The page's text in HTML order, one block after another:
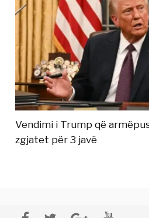
Vendimi i Trump që
zgjatet për 3 javë